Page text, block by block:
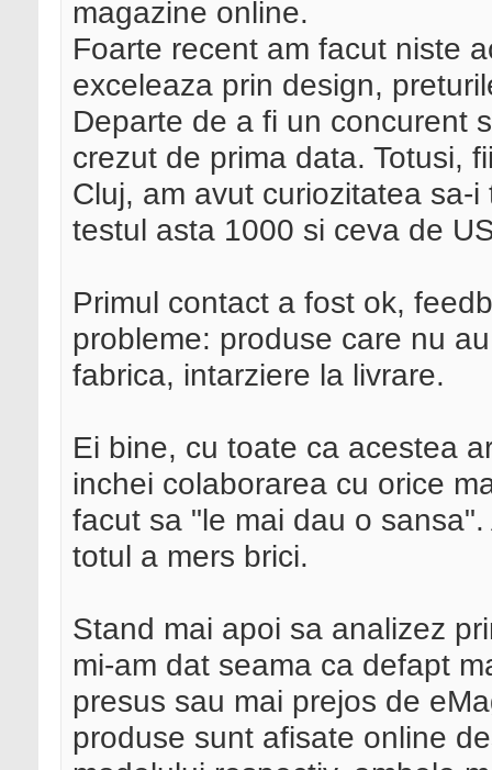
magazine online.
Foarte recent am facut niste
exceleaza prin design,
Departe de a fi un concurent
crezut de prima data. Totusi,
Cluj, am avut curiozitatea sa-
testul asta 1000 si ceva de
Primul contact a fost ok,
probleme: produse care nu
fabrica, intarziere la livrare.
Ei bine, cu toate ca acestea
inchei colaborarea cu orice
facut sa "le mai dau o
totul a mers brici.
Stand mai apoi sa analizez
mi-am dat seama ca defapt
presus sau mai prejos de
produse sunt afisate online